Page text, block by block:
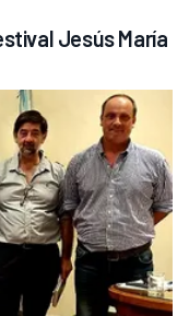
Jesús María